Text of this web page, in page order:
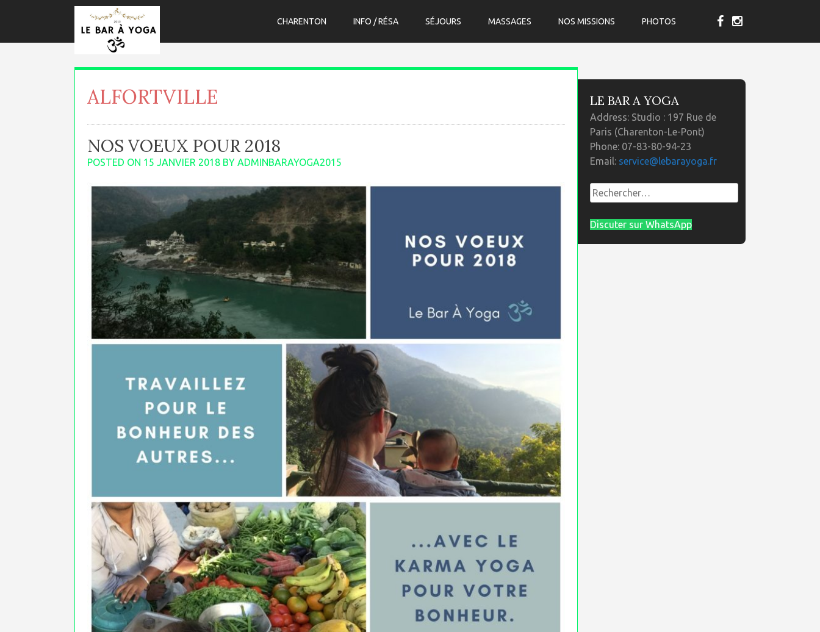
CHARENTON INFO / RÉSA SÉJOURS MASSAGES NOS MISSIONS PHOTOS
ALFORTVILLE
NOS VOEUX POUR 2018
POSTED ON 15 JANVIER 2018 BY ADMINBARAYOGA2015
LE BAR A YOGA
Address: Studio : 197 Rue de
Paris (Charenton-Le-Pont)
Phone: 07-83-80-94-23
Email: service@lebarayoga.fr
Rechercher :
Discuter sur WhatsApp